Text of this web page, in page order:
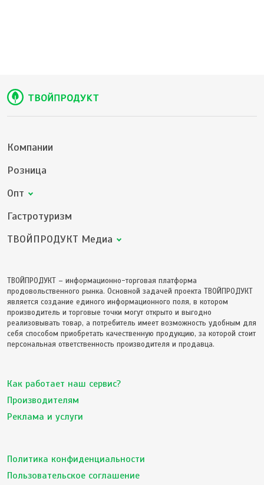
Компании
Розница
Опт
Гастротуризм
ТВОЙПРОДУКТ Медиа
ТВОЙПРОДУКТ – информационно-торговая платформа
продовольственного рынка. Основной задачей проекта ТВОЙПРОДУКТ
является создание единого информационного поля, в котором
производитель и торговые точки могут открыто и выгодно
реализовывать товар, а потребитель имеет возможность удобным для
себя способом приобретать качественную продукцию, за которой стоит
персональная ответственность производителя и продавца.
Как работает наш сервис?
Производителям
Реклама и услуги
Политика конфиденциальности
Пользовательское соглашение